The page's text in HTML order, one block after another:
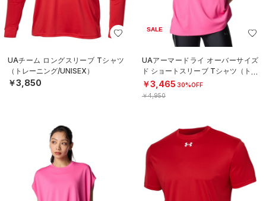
UAチーム ロングスリーブ Tシャツ
（トレーニング/UNISEX）
￥3,850
SALE
UAアーマードライ オーバーサイズ
ド ショートスリーブ Tシャツ（トレ
ーニング/WOMEN）
￥3,465 30%OFF
￥4,950